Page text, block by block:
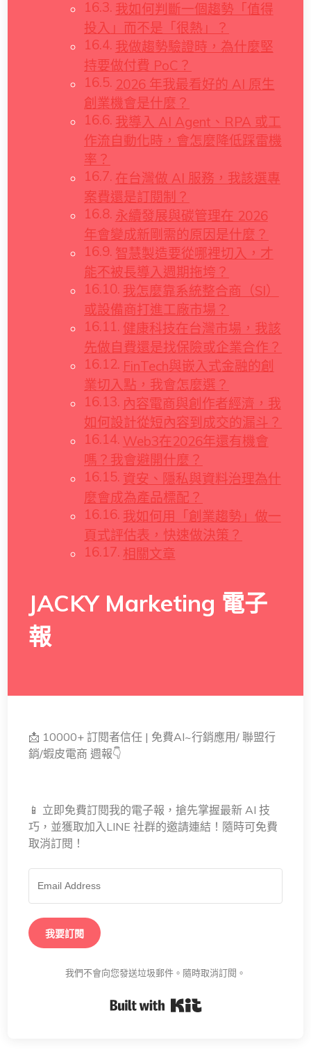
我如何判斷一個趨勢「值得
投入」而不是「很熱」？
我做趨勢驗證時，為什麼堅
持要做付費 PoC？
2026 年我最看好的 AI 原生
創業機會是什麼？
我導入 AI Agent、RPA 或工
作流自動化時，會怎麼降低踩雷機
率？
在台灣做 AI 服務，我該選專
案費還是訂閱制？
永續發展與碳管理在 2026
年會變成新剛需的原因是什麼？
智慧製造要從哪裡切入，才
能不被長導入週期拖垮？
我怎麼靠系統整合商（SI）
或設備商打進工廠市場？
健康科技在台灣市場，我該
先做自費還是找保險或企業合作？
FinTech與嵌入式金融的創
業切入點，我會怎麼選？
內容電商與創作者經濟，我
如何設計從短內容到成交的漏斗？
Web3在2026年還有機會
嗎？我會避開什麼？
資安、隱私與資料治理為什
麼會成為產品標配？
我如何用「創業趨勢」做一
頁式評估表，快速做決策？
相關文章
JACKY Marketing 電子
報
📩 10000+ 訂閱者信任 | 免費AI~行銷應用/ 聯盟行
銷/蝦皮電商 週報👇
📱 立即免費訂閱我的電子報，搶先掌握最新 AI 技
巧，並獲取加入LINE 社群的邀請連結！隨時可免費
取消訂閱！
我要訂閱
我們不會向您發送垃圾郵件。隨時取消訂閱。
Built with Kit